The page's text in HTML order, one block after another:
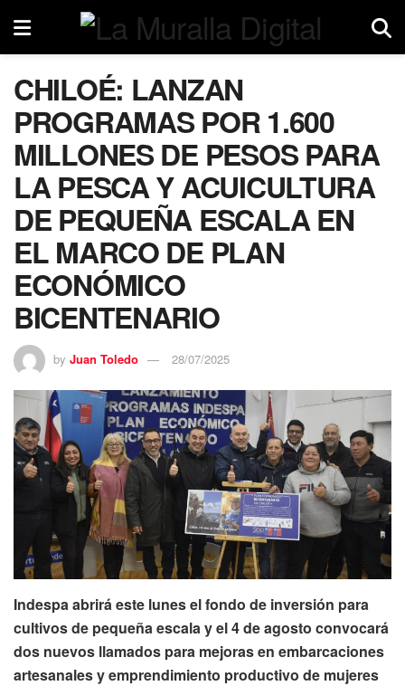
CHILOÉ: LANZAN
PROGRAMAS POR 1.600
MILLONES DE PESOS PARA
LA PESCA Y ACUICULTURA
DE PEQUEÑA ESCALA EN
EL MARCO DE PLAN
ECONÓMICO
BICENTENARIO
by Juan Toledo 28/07/2025
Indespa abrirá este lunes el fondo de inversión para
cultivos de pequeña escala y el 4 de agosto convocará
dos nuevos llamados para mejoras en embarcaciones
artesanales y emprendimiento productivo de mujeres